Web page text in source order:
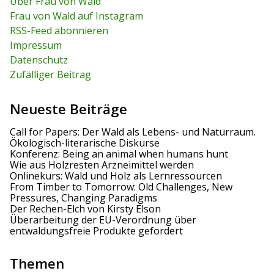
h
f
o
r
:
Frau von Wald auf Instagram
RSS-Feed abonnieren
Impressum
Datenschutz
Zufälliger Beitrag
Neueste Beiträge
Call for Papers: Der Wald als Lebens- und Naturraum.
Ökologisch-literarische Diskurse
Konferenz: Being an animal when humans hunt
Wie aus Holzresten Arzneimittel werden
Onlinekurs: Wald und Holz als Lernressourcen
From Timber to Tomorrow: Old Challenges, New
Pressures, Changing Paradigms
Der Rechen-Elch von Kirsty Elson
Überarbeitung der EU-Verordnung über
entwaldungsfreie Produkte gefordert
Themen